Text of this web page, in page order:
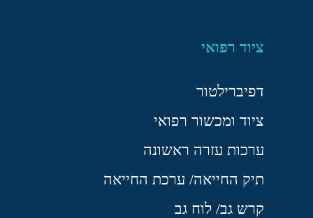
ציוד רפואי
דפיברילטור
ציוד ומכשור רפואי
ערכות עזרה ראשונה
תיק החייאה/ ערכת החייאה
קרש גב/ לוח גב